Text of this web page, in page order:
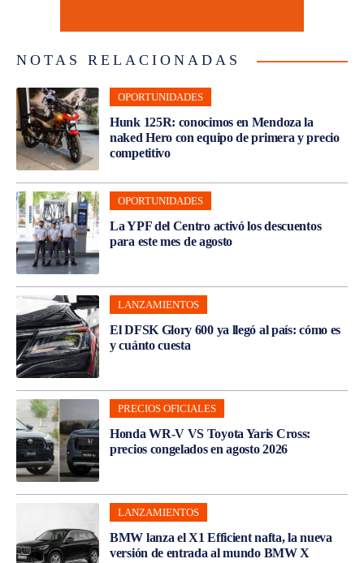
NOTAS RELACIONADAS
OPORTUNIDADES
Hunk 125R: conocimos en Mendoza la
naked Hero con equipo de primera y precio
competitivo
OPORTUNIDADES
La YPF del Centro activó los descuentos
para este mes de agosto
LANZAMIENTOS
El DFSK Glory 600 ya llegó al país: cómo es
y cuánto cuesta
PRECIOS OFICIALES
Honda WR-V VS Toyota Yaris Cross:
precios congelados en agosto 2026
LANZAMIENTOS
BMW lanza el X1 Efficient nafta, la nueva
versión de entrada al mundo BMW X